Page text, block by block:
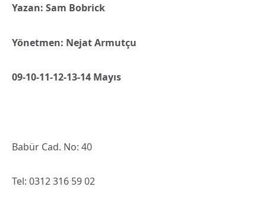
Yazan: Sam Bobrick
Yönetmen: Nejat Armutçu
09-10-11-12-13-14 Mayıs
Babür Cad. No: 40
Tel: 0312 316 59 02